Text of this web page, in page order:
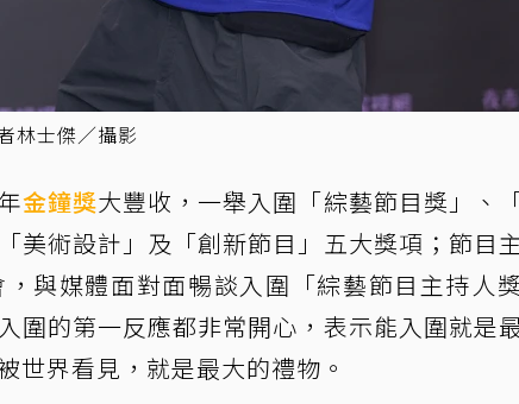
林士傑／攝影
金鐘獎大豐收，一舉入圍「綜藝節目獎」、
美術設計」及「創新節目」五大獎項；節目
與媒體面對面暢談入圍「綜藝節目主持人
圍的第一反應都非常開心，表示能入圍就是
世界看見，就是最大的禮物。